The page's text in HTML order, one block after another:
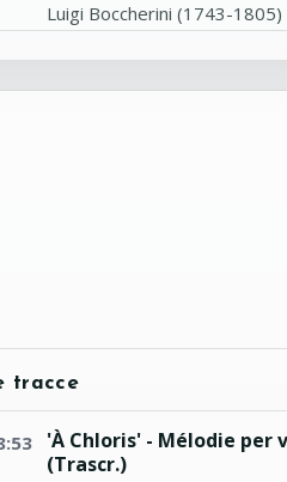
Luigi Boccherini (1743-1805)
Ensemble 415
Sonata su 'Il flauto
tracce
'À Chloris' - Mélodie
(Trascr.)